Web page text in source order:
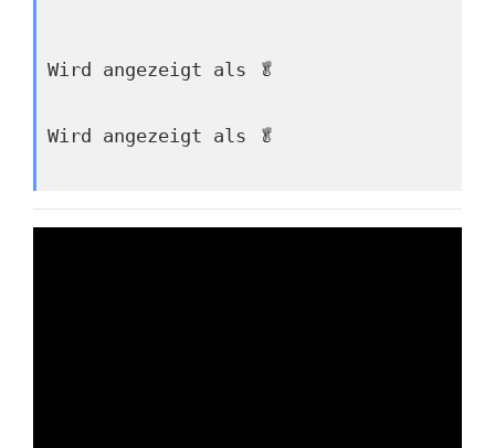
Wird angezeigt als 🥬
Wird angezeigt als 🥬